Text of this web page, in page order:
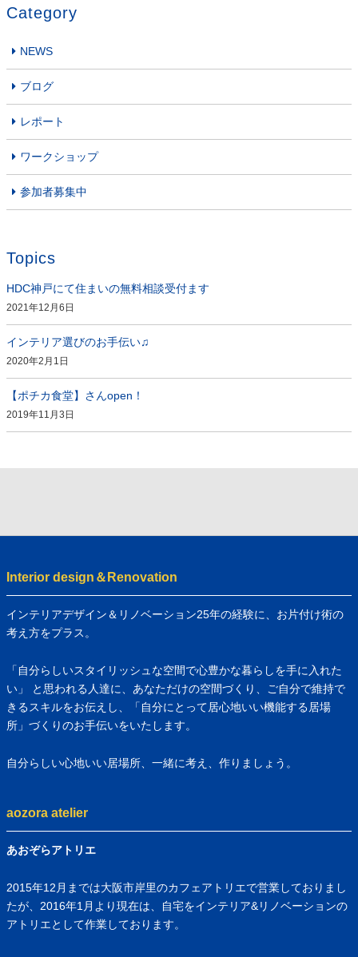
Category
NEWS
ブログ
レポート
ワークショップ
参加者募集中
Topics
HDC神戸にて住まいの無料相談受付ます
2021年12月6日
インテリア選びのお手伝い♫
2020年2月1日
【ポチカ食堂】さんopen！
2019年11月3日
Interior design＆Renovation
インテリアデザイン＆リノベーション25年の経験に、お片付け術の
考え方をプラス。
「自分らしいスタイリッシュな空間で心豊かな暮らしを手に入れた
い」 と思われる人達に、あなただけの空間づくり、ご自分で維持で
きるスキルをお伝えし、「自分にとって居心地いい機能する居場
所」づくりのお手伝いをいたします。
自分らしい心地いい居場所、一緒に考え、作りましょう。
aozora atelier
あおぞらアトリエ
2015年12月までは大阪市岸里のカフェアトリエで営業しておりまし
たが、2016年1月より現在は、自宅をインテリア&リノベーションの
アトリエとして作業しております。